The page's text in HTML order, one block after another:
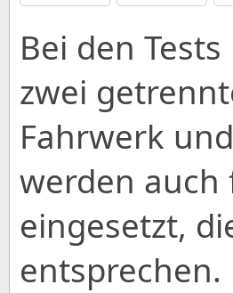
Bei den
zwei
Fahrwerk
werden auch
eingesetzt,
entsprechen.